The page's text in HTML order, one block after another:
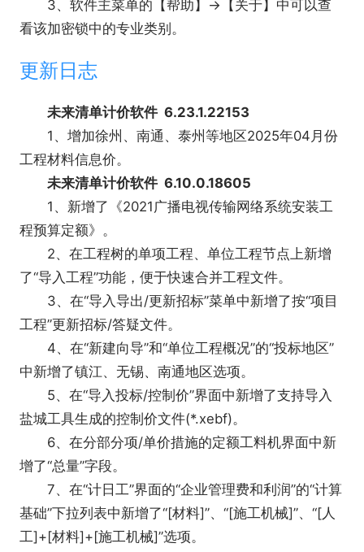
3、软件主菜单的【帮助】→【关于】中可以查
看该加密锁中的专业类别。
更新日志
未来清单计价软件 6.23.1.22153
1、增加徐州、南通、泰州等地区2025年04月份
工程材料信息价。
未来清单计价软件 6.10.0.18605
1、新增了《2021广播电视传输网络系统安装工
程预算定额》。
2、在工程树的单项工程、单位工程节点上新增
了“导入工程”功能，便于快速合并工程文件。
3、在“导入导出/更新招标”菜单中新增了按“项目
工程”更新招标/答疑文件。
4、在“新建向导”和“单位工程概况”的“投标地区”
中新增了镇江、无锡、南通地区选项。
5、在“导入投标/控制价”界面中新增了支持导入
盐城工具生成的控制价文件(*.xebf)。
6、在分部分项/单价措施的定额工料机界面中新
增了“总量”字段。
7、在“计日工”界面的“企业管理费和利润”的“计算
基础”下拉列表中新增了“[材料]”、“[施工机械]”、“[人
工]+[材料]+[施工机械]”选项。